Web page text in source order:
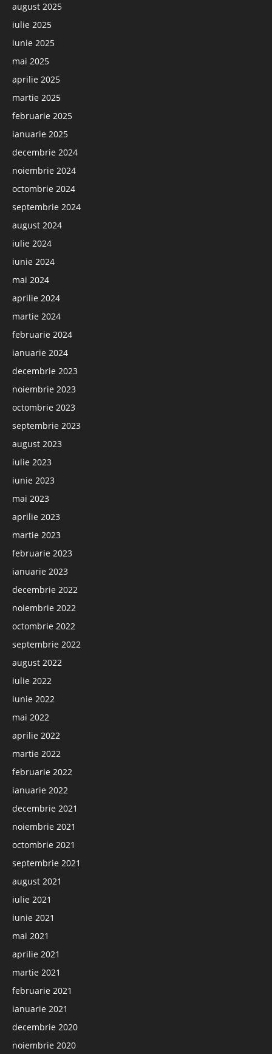
august 2025
iulie 2025
iunie 2025
mai 2025
aprilie 2025
martie 2025
februarie 2025
ianuarie 2025
decembrie 2024
noiembrie 2024
octombrie 2024
septembrie 2024
august 2024
iulie 2024
iunie 2024
mai 2024
aprilie 2024
martie 2024
februarie 2024
ianuarie 2024
decembrie 2023
noiembrie 2023
octombrie 2023
septembrie 2023
august 2023
iulie 2023
iunie 2023
mai 2023
aprilie 2023
martie 2023
februarie 2023
ianuarie 2023
decembrie 2022
noiembrie 2022
octombrie 2022
septembrie 2022
august 2022
iulie 2022
iunie 2022
mai 2022
aprilie 2022
martie 2022
februarie 2022
ianuarie 2022
decembrie 2021
noiembrie 2021
octombrie 2021
septembrie 2021
august 2021
iulie 2021
iunie 2021
mai 2021
aprilie 2021
martie 2021
februarie 2021
ianuarie 2021
decembrie 2020
noiembrie 2020